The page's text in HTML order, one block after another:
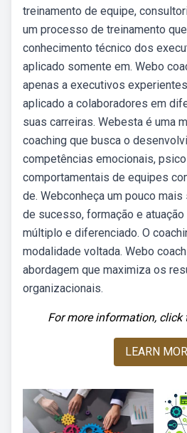
treinamento de equipe,
um processo de treinamento
conhecimento técnico dos
aplicado somente em. Webo
apenas a executivos
aplicado a colaboradores em
suas carreiras. Webesta é uma
coaching que busca o
competências emocionais,
comportamentais de equipes
de. Webconheça um pouco
de sucesso, formação e
múltiplo e diferenciado. O
modalidade voltada. Webo
abordagem que maximiza os
organizacionais.
For more information, click
LEARN